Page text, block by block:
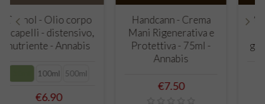
Annabis - Atocann
100ml (Psoriasi)
Cannol - Olio corpo
e capelli - distensivo,
nutriente - Annabis
‹